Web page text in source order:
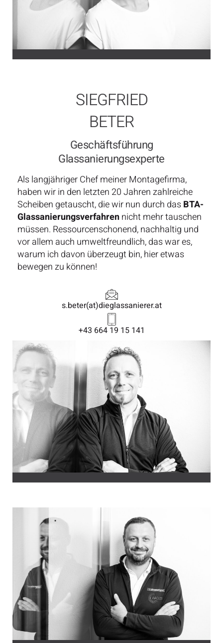
SIEGFRIED
BETER
Geschäftsführung
Glassanierungsexperte
Als langjähriger Chef meiner Montagefirma,
haben wir in den letzten 20 Jahren zahlreiche
Scheiben getauscht, die wir nun durch dasBTA-
Glassanierungsverfahrennicht mehr tauschen
müssen. Ressourcenschonend, nachhaltig und
vor allem auch umweltfreundlich, das war es,
warum ich davon überzeugt bin, hier etwas
bewegen zu können!
s.beter(at)dieglassanierer.at
+43 664 19 15 141